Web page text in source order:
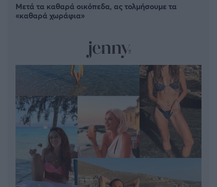
Μετά τα καθαρά οικόπεδα, ας τολμήσουμε τα
«καθαρά χωράφια»